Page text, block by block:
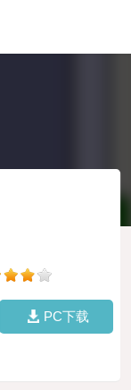
PC下载